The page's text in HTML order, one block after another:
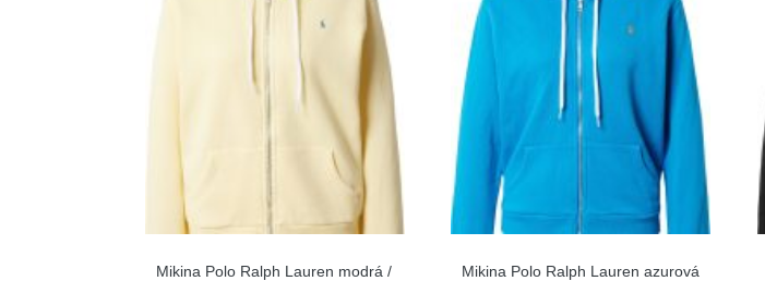
Mikina Polo Ralph Lauren modrá /
Mikina Polo Ralph Lauren azurová